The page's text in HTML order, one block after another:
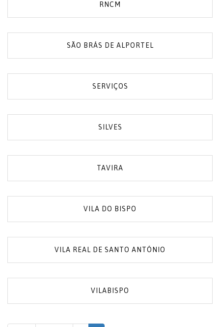
RNCM
SÃO BRÁS DE ALPORTEL
SERVIÇOS
SILVES
TAVIRA
VILA DO BISPO
VILA REAL DE SANTO ANTÓNIO
VILABISPO